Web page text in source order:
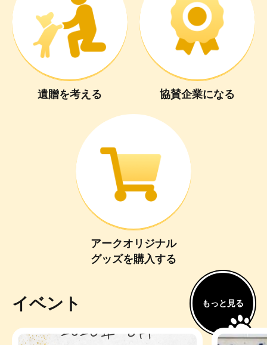
遺贈を考える 協賛企業になる
アークオリジナル
グッズを購入する
イベント もっと見る